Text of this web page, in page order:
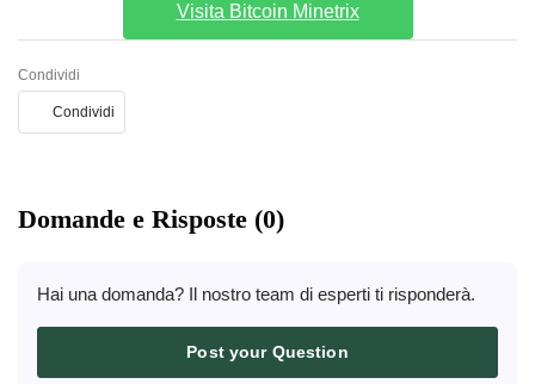
Visita Bitcoin Minetrix
Condividi
Condividi
Domande e Risposte (0)
Hai una domanda? Il nostro team di esperti ti risponderà.
Post your Question